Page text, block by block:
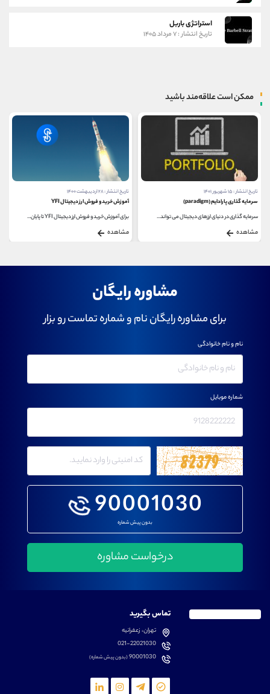
استراتژی باربل
تاریخ انتشار : ۷ مرداد ۱۴۰۵
ممکن است علاقه‌مند باشید
تاریخ انتشار : ۲۸ اردیبهشت ۱۴۰۰
آموزش خرید و فروش ارز دیجیتال YFI
برای آموزش خرید و فروش ارز دیجیتال YFI تا پایان...
مشاهده
تاریخ انتشار : ۱۷ فروردین ۱۴۰۲
معاملات خودکار در بازار کریپتو
معاملات خودکار در بازار کریپتو به شما امکان می...
مشاهده
مشاوره رایگان
برای مشاوره رایگان نام و شماره تماست رو بزار
90001030
بدون پیش شماره
نام و نام خانوادگی
شماره موبایل
تماس بگیرید
تهران، زعفرانیه
021-22021030
90001030(بدون پیش شماره)